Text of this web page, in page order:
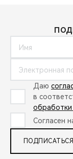
Даю
в
Согласен